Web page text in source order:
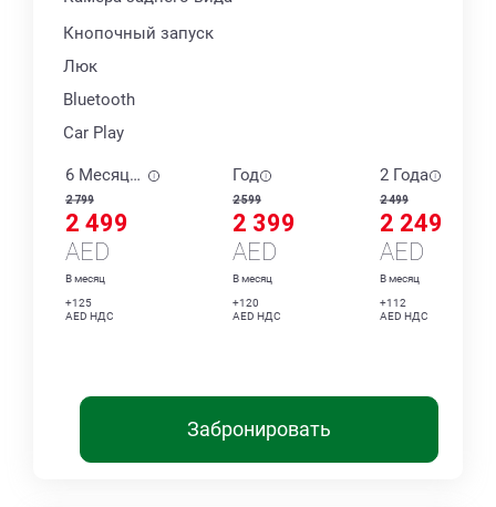
Кнопочный запуск
Люк
Bluetooth
Car Play
6 Месяцев
2 799
2 499
AED
В месяц
+125
AED НДС
Год
2 599
2 399
AED
В месяц
+120
AED НДС
2 Года
2 499
2 249
AED
В месяц
+112
AED НДС
Забронировать